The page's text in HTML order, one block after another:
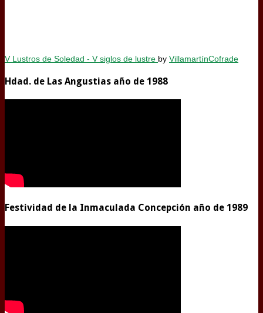
V Lustros de Soledad - V siglos de lustre by VillamartínCofrade
Hdad. de Las Angustias año de 1988
Festividad de la Inmaculada Concepción año de 1989